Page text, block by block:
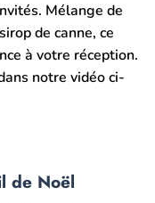
Mélange de
de canne, ce
à votre réception.
notre vidéo ci-
de Noël